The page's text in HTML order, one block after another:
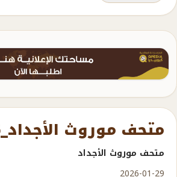
متحف موروث الأجداد_16
متحف موروث الأجداد
2026-01-29